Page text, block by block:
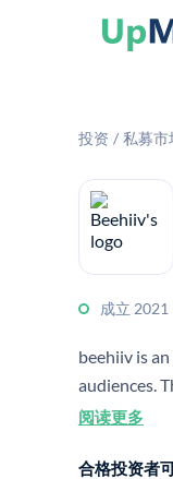
投资 / 私募市
成立 2021
beehiiv is
audiences.
阅读更多
合格投资者